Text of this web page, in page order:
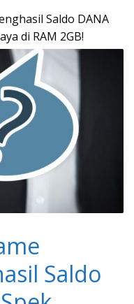
Saldo DANA
di RAM 2GB!
Saldo